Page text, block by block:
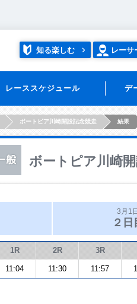
知る楽しむ レーサ
レーススケジュール デ
ボートピア川崎開設記念競走 結果
ボートピア川崎
3月1
２日
1R 2R 3R
11:04 11:30 11:57